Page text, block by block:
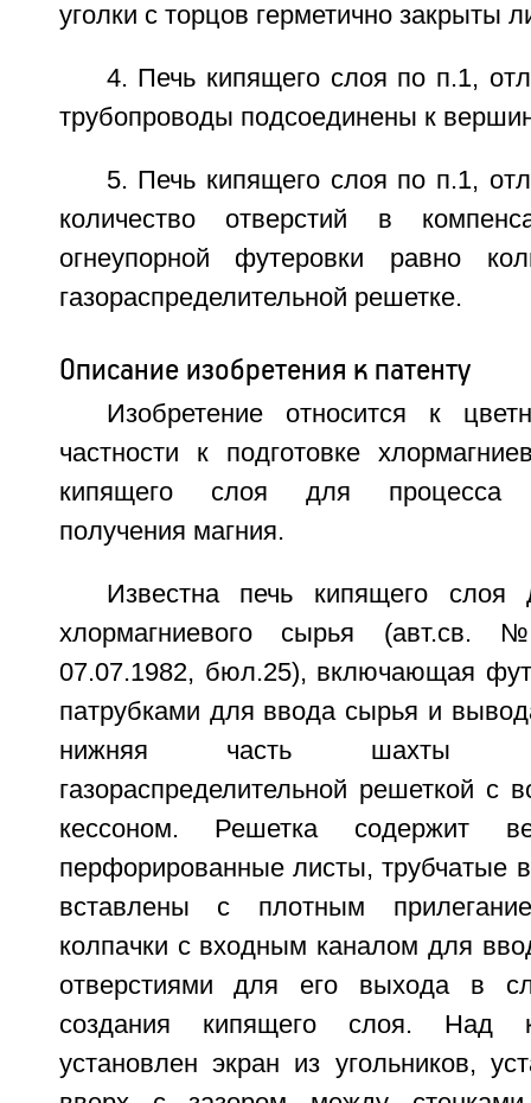
уголки с торцов герметично закрыты
4. Печь кипящего слоя по п.1,
трубопроводы подсоединены к
5. Печь кипящего слоя по п.1,
количество отверстий в
огнеупорной футеровки равно
газораспределительной решетке.
Описание изобретения к патенту
Изобретение относится к
частности к подготовке
кипящего слоя для процесса
получения магния.
Известна печь кипящего слоя
хлормагниевого сырья
07.07.1982, бюл.25), включающая
патрубками для ввода сырья и
нижняя часть шахты
газораспределительной решеткой с
кессоном. Решетка содержит
перфорированные листы, трубчатые
вставлены с плотным
колпачки с входным каналом для
отверстиями для его выхода в
создания кипящего слоя. Над
установлен экран из угольников,